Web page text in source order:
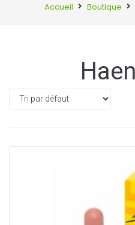
Notre équipe
Accueil Boutique